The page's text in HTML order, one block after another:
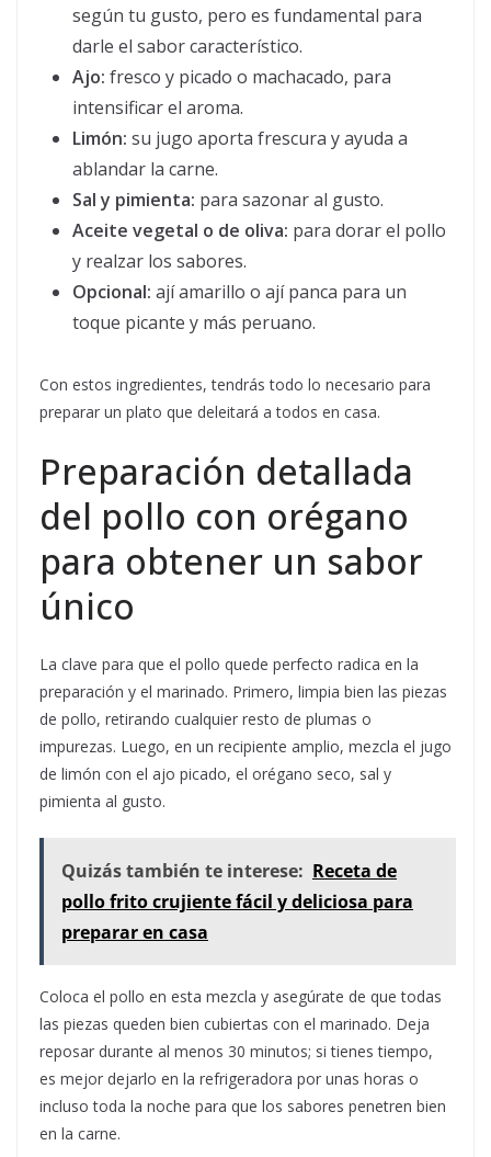
según tu gusto, pero es fundamental para
darle el sabor característico.
Ajo: fresco y picado o machacado, para
intensificar el aroma.
Limón: su jugo aporta frescura y ayuda a
ablandar la carne.
Sal y pimienta: para sazonar al gusto.
Aceite vegetal o de oliva: para dorar el pollo
y realzar los sabores.
Opcional: ají amarillo o ají panca para un
toque picante y más peruano.
Con estos ingredientes, tendrás todo lo necesario para
preparar un plato que deleitará a todos en casa.
Preparación detallada
del pollo con orégano
para obtener un sabor
único
La clave para que el pollo quede perfecto radica en la
preparación y el marinado. Primero, limpia bien las piezas
de pollo, retirando cualquier resto de plumas o
impurezas. Luego, en un recipiente amplio, mezcla el jugo
de limón con el ajo picado, el orégano seco, sal y
pimienta al gusto.
Quizás también te interese: Receta de
pollo frito crujiente fácil y deliciosa para
preparar en casa
Coloca el pollo en esta mezcla y asegúrate de que todas
las piezas queden bien cubiertas con el marinado. Deja
reposar durante al menos 30 minutos; si tienes tiempo,
es mejor dejarlo en la refrigeradora por unas horas o
incluso toda la noche para que los sabores penetren bien
en la carne.